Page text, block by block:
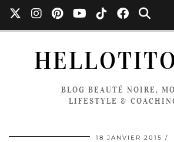
BLOG BEAUTÉ NOIRE,
LIFESTYLE &
18 JANVIER 2015